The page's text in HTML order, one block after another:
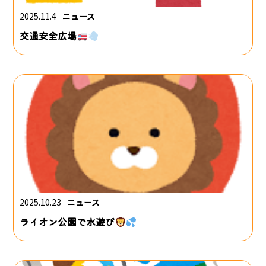
2025.11.4 ニュース
交通安全広場
2025.10.23 ニュース
ライオン公園で水遊び